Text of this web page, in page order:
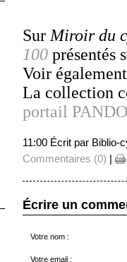
Sur Miroir du
100présentés
Voir
La collection
portail
11:00 Écrit par Biblio-
Commentaires (0) |
Écrire un
Votre nom :
Votre email :